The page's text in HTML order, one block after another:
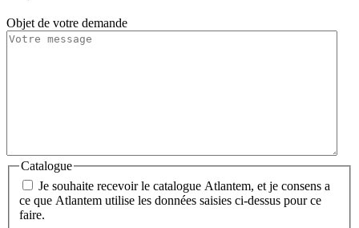
Objet de votre demande
Catalogue
Je souhaite recevoir le catalogue Atlantem, et je consens a
ce que Atlantem utilise les données saisies ci-dessus pour ce
faire.